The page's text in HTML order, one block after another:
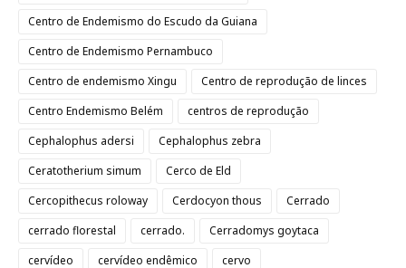
Centro de Endemismo do Escudo da Guiana
Centro de Endemismo Pernambuco
Centro de endemismo Xingu
Centro de reprodução de linces
Centro Endemismo Belém
centros de reprodução
Cephalophus adersi
Cephalophus zebra
Ceratotherium simum
Cerco de Eld
Cercopithecus roloway
Cerdocyon thous
Cerrado
cerrado florestal
cerrado.
Cerradomys goytaca
cervídeo
cervídeo endêmico
cervo